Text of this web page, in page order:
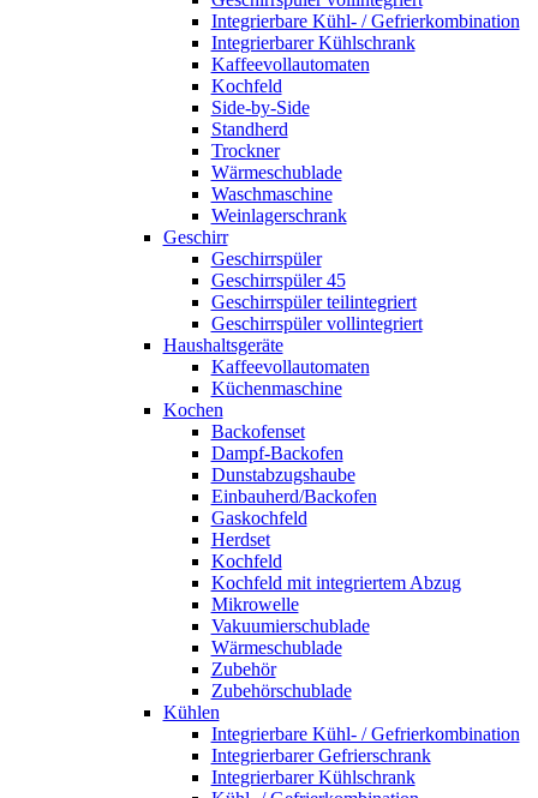
Integrierbare Kühl- / Gefrierkombination
Integrierbarer Kühlschrank
Kaffeevollautomaten
Kochfeld
Side-by-Side
Standherd
Trockner
Wärmeschublade
Waschmaschine
Weinlagerschrank
Geschirr
Geschirrspüler
Geschirrspüler 45
Geschirrspüler teilintegriert
Geschirrspüler vollintegriert
Haushaltsgeräte
Kaffeevollautomaten
Küchenmaschine
Kochen
Backofenset
Dampf-Backofen
Dunstabzugshaube
Einbauherd/Backofen
Gaskochfeld
Herdset
Kochfeld
Kochfeld mit integriertem Abzug
Mikrowelle
Vakuumierschublade
Wärmeschublade
Zubehör
Zubehörschublade
Kühlen
Integrierbare Kühl- / Gefrierkombination
Integrierbarer Gefrierschrank
Integrierbarer Kühlschrank